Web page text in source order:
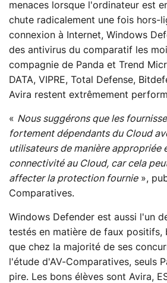
menaces lorsque l'ordinateur est
chute radicalement une fois hors-
connexion à Internet, Windows
des antivirus du comparatif les
compagnie de Panda et Trend
DATA, VIPRE, Total Defense,
Avira restent extrêmement
« Nous suggérons que les
fortement dépendants du Cloud
utilisateurs de manière appropriée
connectivité au Cloud, car cela
affecter la protection fournie»,
Comparatives.
Windows Defender est aussi l'un
testés en matière de faux positifs,
que chez la majorité de ses
l'étude d'AV-Comparatives, seuls
pire. Les bons élèves sont Avira,